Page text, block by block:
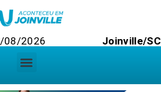
08/2026 Joinville/SC